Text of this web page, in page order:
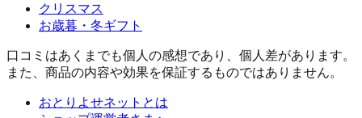
クリスマス
お歳暮・冬ギフト
口コミはあくまでも個人の感想であり、個人差があります。
また、商品の内容や効果を保証するものではありません。
おとりよせネットとは